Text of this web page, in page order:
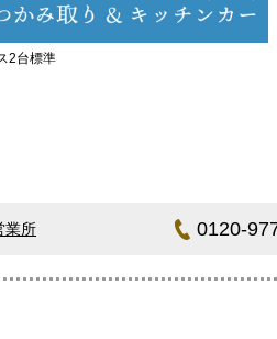
2台標準
業所 0120-